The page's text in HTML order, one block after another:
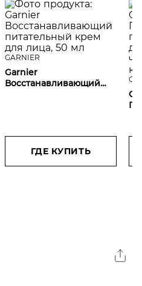
GARNIER
Garnier
Восстанавливающий
ГДЕ КУПИТЬ